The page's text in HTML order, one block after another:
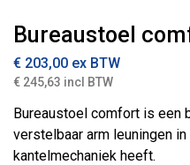
Bureaustoel
€ 203,00 ex BTW
€ 245,63 incl BTW
Bureaustoel comfort is een
verstelbaar arm leuningen
kantelmechaniek heeft.